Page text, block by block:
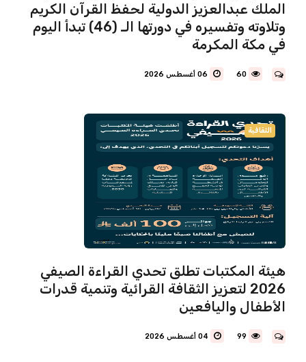
الملك عبدالعزيز الدولية لحفظ القرآن الكريم
وتلاوته وتفسيره في دورتها الـ (46) تبدأ اليوم
في مكة المكرمة
60 06 أغسطس 2026
الثقافية
هيئة المكتبات تطلق تحدي القراءة الصيفي
2026 لتعزيز الثقافة القرائية وتنمية قدرات
الأطفال واليافعين
99 04 أغسطس 2026